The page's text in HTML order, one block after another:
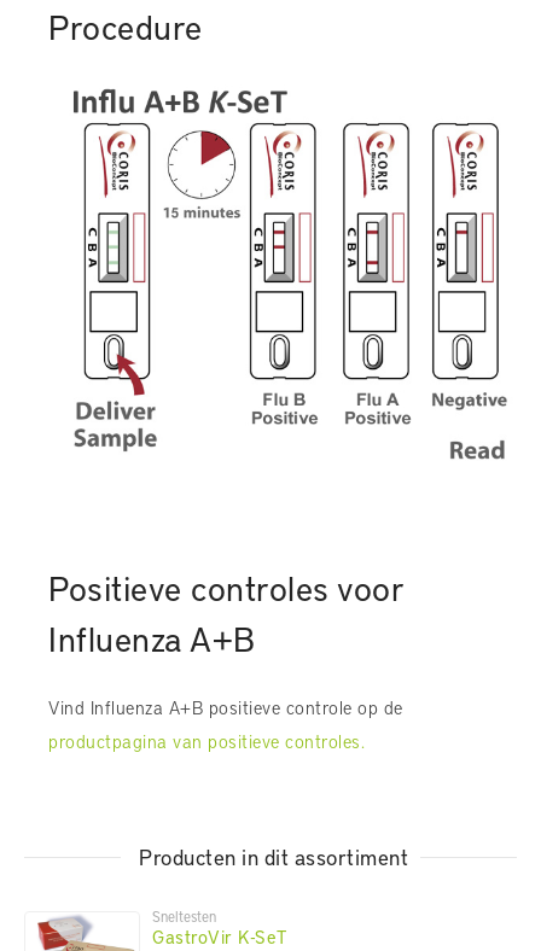
Procedure
Positieve controles voor
Influenza A+B
Vind Influenza A+B positieve controle op de
productpagina van positieve controles.
Producten in dit assortiment
Sneltesten
GastroVir K-SeT